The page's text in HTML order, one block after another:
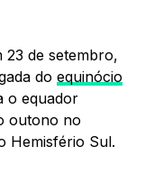
23 de setembro,
do equinócio
o equador
outono no
Hemisfério Sul.